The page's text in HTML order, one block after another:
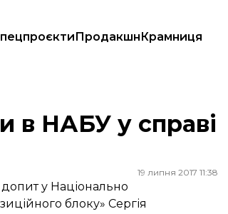
ПродакшнКрамниця
в НАБУ у справі
19 липня 2017 11:38
допит у Національно
блоку» Сергія